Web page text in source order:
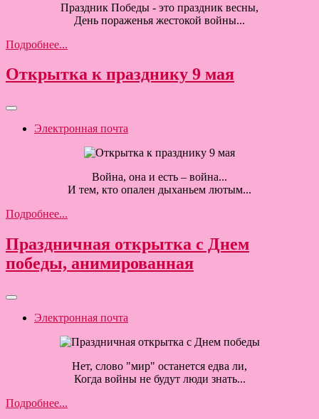
Праздник Победы - это праздник весны,
День пораженья жестокой войны...
Подробнее...
Открытка к празднику 9 мая
Электронная почта
Война, она и есть – война...
И тем, кто опален дыханьем лютым...
Подробнее...
Праздничная открытка с Днем
победы, анимированная
Электронная почта
Нет, слово "мир" останется едва ли,
Когда войны не будут люди знать...
Подробнее...